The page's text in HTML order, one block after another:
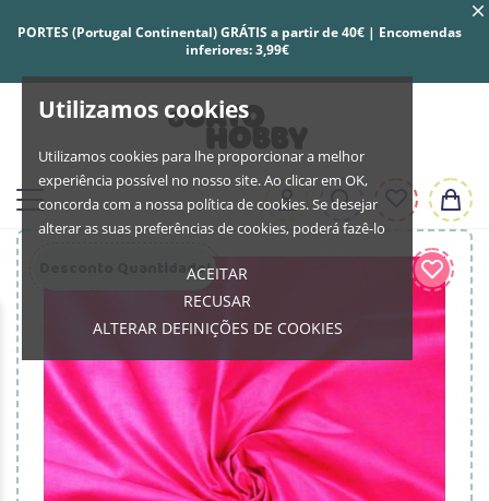
Utilizamos cookies
Utilizamos cookies para lhe proporcionar a melhor
experiência possível no nosso site. Ao clicar em OK,
concorda com a nossa política de cookies. Se desejar
alterar as suas preferências de cookies, poderá fazê-lo
ACEITAR
RECUSAR
ALTERAR DEFINIÇÕES DE COOKIES
PORTES (Portugal Continental) GRÁTIS a partir de 40€ | Encomendas
inferiores: 3,99€
Desconto Quantidade!